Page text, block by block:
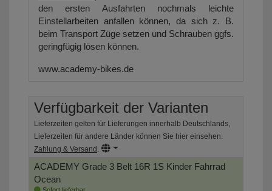
den ersten Ausfahrten nochmals leichte
Einstellarbeiten anfallen können, da sich z. B.
beim Transport Züge setzen und Schrauben ggfs.
geringfügig lösen können.
www.academy-bikes.de
Verfügbarkeit der Varianten
Lieferzeiten gelten für Lieferungen innerhalb Deutschlands,
Lieferzeiten für andere Länder können Sie hier einsehen:
Zahlung & Versand .
ACADEMY Grade 3 Belt 16R 1S Kinder Fahrrad
Ocean